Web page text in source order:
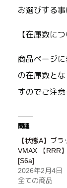
お選びする事
【在庫数につ
商品ページ
の在庫数と
すのでご注意
関連
【状態A】ブラ
VMAX 【RRR
[S6a]
2026年2月4日
全ての商品